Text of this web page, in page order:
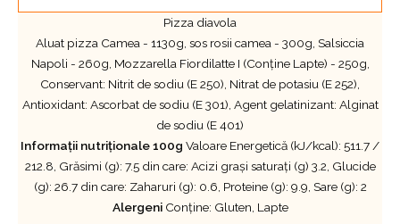
Pizza diavola​
Aluat pizza Camea - 1130g, sos rosii camea - 300g, Salsiccia
Napoli - 260g, Mozzarella Fiordilatte I (Conține Lapte) - 250g,
Conservant: Nitrit de sodiu (E 250), Nitrat de potasiu (E 252),
Antioxidant: Ascorbat de sodiu (E 301), Agent gelatinizant: Alginat
de sodiu (E 401)
Informații nutriționale 100g Valoare Energetică (kJ/kcal): 511.7 /
212.8, Grăsimi (g): 7.5 din care: Acizi grași saturați (g) 3.2, Glucide
(g): 26.7 din care: Zaharuri (g): 0.6, Proteine (g): 9.9, Sare (g): 2
AlergeniConține: Gluten, Lapte